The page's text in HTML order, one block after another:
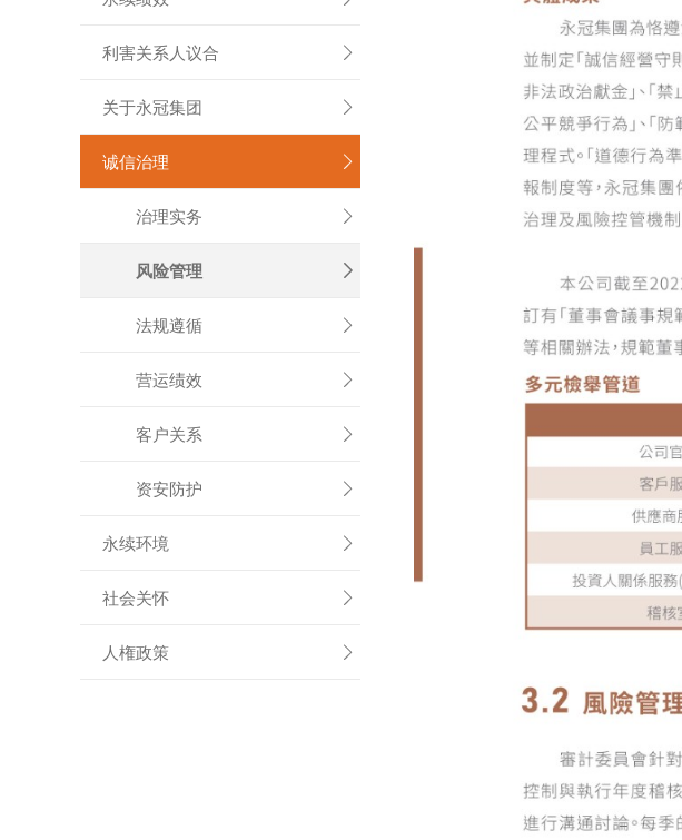
利害关系人议合 
关于永冠集团 
诚信治理 

治理实务

风险管理

法规遵循

营运绩效

客户关系

资安防护
永续环境 
社会关怀 
人権政策 